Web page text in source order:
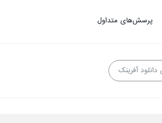
پرسش‌های متداول
دانلود آفرینک
دارد.